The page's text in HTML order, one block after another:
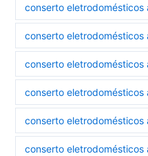
conserto eletrodomésticos
conserto eletrodomésticos
conserto eletrodomésticos
conserto eletrodomésticos
conserto eletrodomésticos
conserto eletrodomésticos